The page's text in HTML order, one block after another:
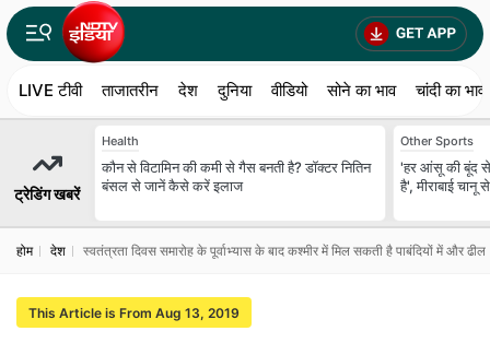
LIVE टीवी ताजातरीन देश दुनिया वीडियो सोने का भाव चांदी का भाव
ट्रेडिंग खबरें
Health
कौन से विटामिन की कमी से गैस बनती है? डॉक्टर नितिन
बंसल से जानें कैसे करें इलाज
Other Sports
'हर आंसू की बूंद से
है', मीराबाई चानू
होम देश स्वतंत्रता दिवस समारोह के पूर्वाभ्यास के बाद कश्मीर में मिल सकती है पाबंदियों में और ढील
This Article is From Aug 13, 2019